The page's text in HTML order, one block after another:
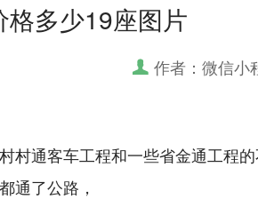
格多少19座图片
作者：微信小
村通客车工程和一些省金通工程的
通了公路，